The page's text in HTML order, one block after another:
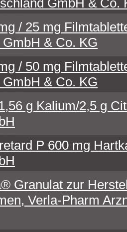
GmbH & Co.
/ 25 mg
& Co. KG
/ 50 mg
& Co. KG
g Kalium/2,5 g
P 600 mg
Granulat zur
Verla-Pharm